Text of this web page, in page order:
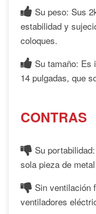
Su peso: Sus
estabilidad y
coloques.
Su tamaño: Es
14 pulgadas, que
CONTRAS
Su
sola pieza de
Sin ventilación
ventiladores